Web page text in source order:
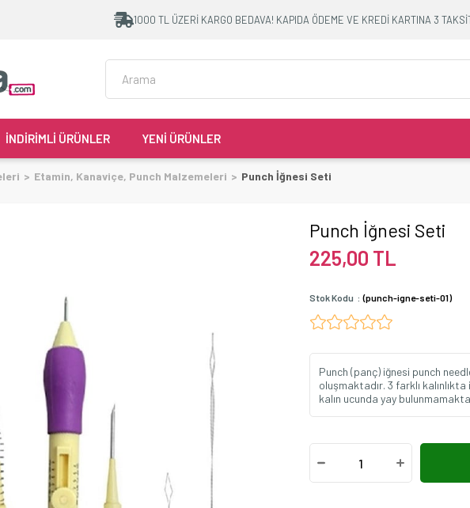
1000 TL ÜZERİ KARGO BEDAVA! KAPIDA ÖDEME VE KREDİ KARTINA 3
İNDİRİMLİ ÜRÜNLER YENİ ÜRÜNLER
Etamin, Kanaviçe, Punch Malzemeleri Punch İğnesi Seti
Punch İğnesi Seti
225,00 TL
Stok Kodu (punch-igne-seti-01)
Punch (panç) iğnesi punch
oluşmaktadır. 3 farklı
kalın ucunda yay